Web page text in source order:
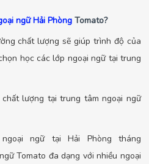
ngữ Hải Phòng Tomato?
chất lượng sẽ giúp trình độ của
học các lớp ngoại ngữ tại trung
lượng tại trung tâm ngoại ngữ
ngữ tại Hải Phòng tháng
Tomato đa dạng với nhiều ngoại